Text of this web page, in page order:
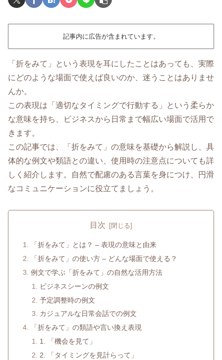
記事内に広告が含まれています。
「折をみて」という表現を耳にしたことはあっても、実際
にどのような場面で使えば良いのか、迷うことはありませ
んか。
この表現は「適切なタイミングで行動する」という柔らか
な意味を持ち、ビジネスから日常まで幅広い場面で活用で
きます。
この記事では、「折をみて」の意味を基礎から解説し、具
体的な例文や類語との違い、使用時の注意点についても詳
しく紹介します。自然で配慮のある言葉を身につけ、円滑
なコミュニケーションに役立てましょう。
目次
「折をみて」とは？ – 表現の意味と由来
「折をみて」の使い方 – どんな場面で使える？
例文で学ぶ「折をみて」の自然な活用方法
ビジネスシーンの例文
予定調整時の例文
カジュアルな日常会話での例文
「折をみて」の類語や言い換え表現
1. 「機会を見て」
2. 「タイミングを見計らって」